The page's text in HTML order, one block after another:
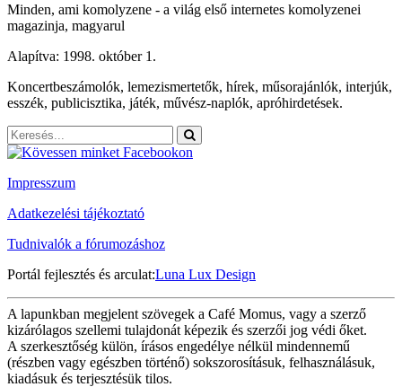
Minden, ami komolyzene - a világ első internetes komolyzenei
magazinja, magyarul
Alapítva: 1998. október 1.
Koncertbeszámolók, lemezismertetők, hírek, műsorajánlók, interjúk,
esszék, publicisztika, játék, művész-naplók, apróhirdetések.
Impresszum
Adatkezelési tájékoztató
Tudnivalók a fórumozáshoz
Portál fejlesztés és arculat:Luna Lux Design
A lapunkban megjelent szövegek a Café Momus, vagy a szerző
kizárólagos szellemi tulajdonát képezik és szerzői jog védi őket.
A szerkesztőség külön, írásos engedélye nélkül mindennemű
(részben vagy egészben történő) sokszorosításuk, felhasználásuk,
kiadásuk és terjesztésük tilos.